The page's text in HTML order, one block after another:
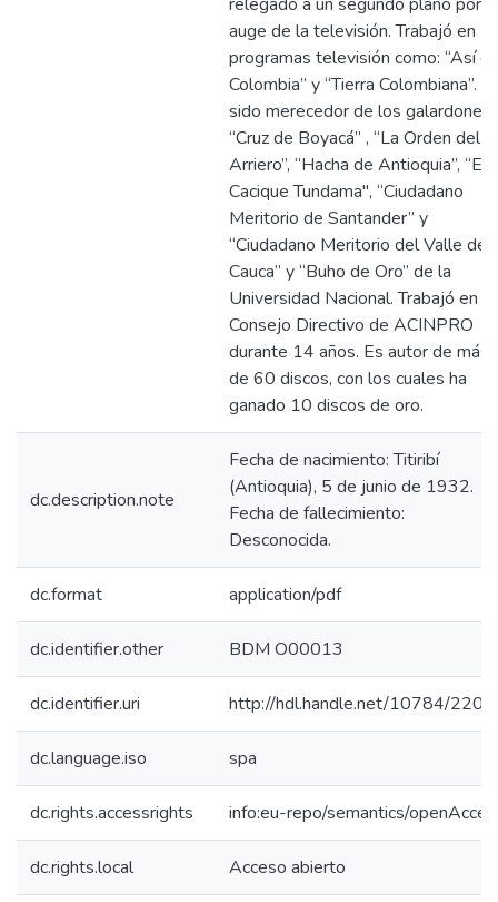
auge de la televisión. Trabajó en
programas televisión como: “Así es
Colombia” y “Tierra Colombiana”.
sido merecedor de los galardones:
“Cruz de Boyacá” , “La Orden del
Arriero”, “Hacha de Antioquia”, “El
Cacique Tundama", “Ciudadano
Meritorio de Santander” y
“Ciudadano Meritorio del Valle del
Cauca” y “Buho de Oro” de la
Universidad Nacional. Trabajó en el
Consejo Directivo de ACINPRO
durante 14 años. Es autor de más
de 60 discos, con los cuales ha
ganado 10 discos de oro.
dc.description.note
Fecha de nacimiento: Titiribí
(Antioquia), 5 de junio de 1932.
Fecha de fallecimiento:
Desconocida.
dc.format application/pdf
dc.identifier.other BDM O00013
dc.identifier.uri http://hdl.handle.net/10784/
dc.language.iso spa
dc.rights.accessrights info:eu-repo/semantics/
dc.rights.local Acceso abierto